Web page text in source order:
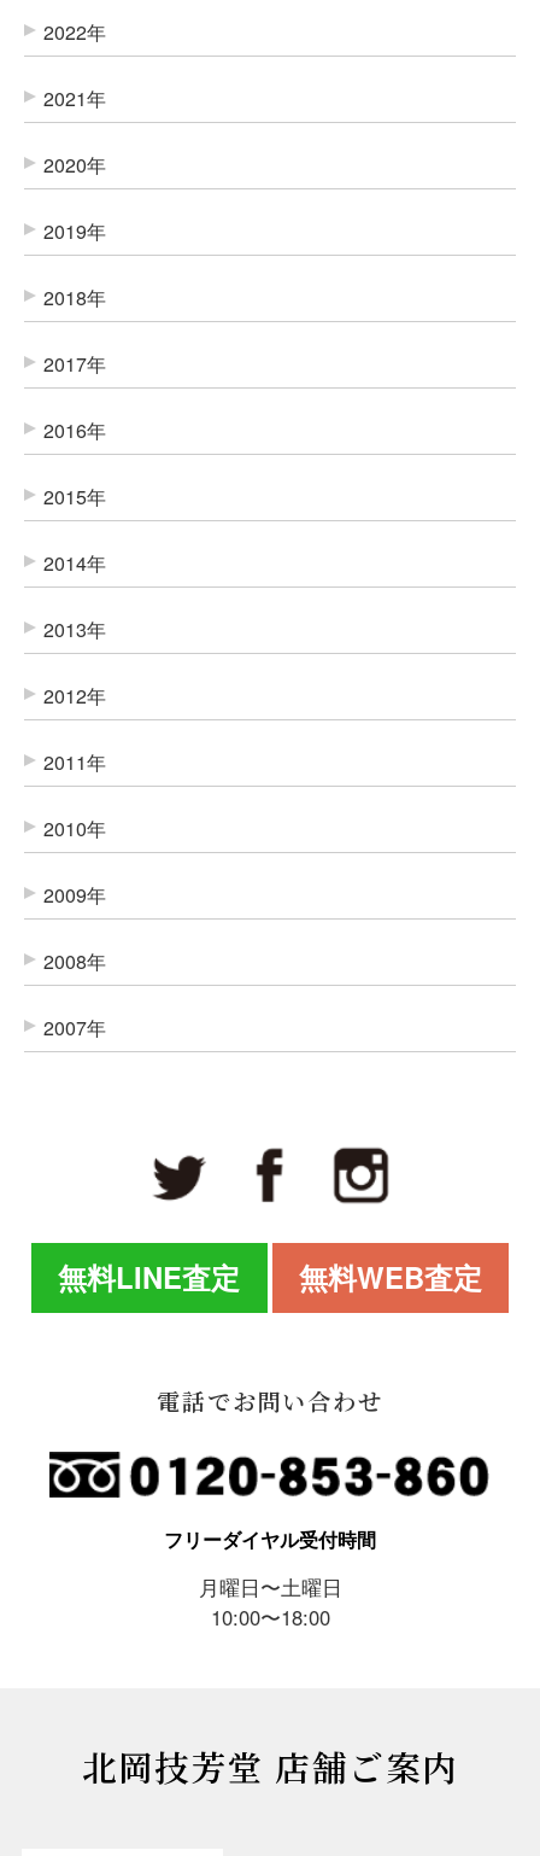
2022年
2021年
2020年
2019年
2018年
2017年
2016年
2015年
2014年
2013年
2012年
2011年
2010年
2009年
2008年
2007年
無料LINE査定 無料WEB査定
電話でお問い合わせ
フリーダイヤル受付時間
月曜日〜土曜日
10:00〜18:00
北岡技芳堂 店舗ご案内